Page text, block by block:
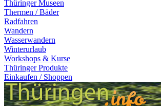
Thüringer Museen
Thermen / Bäder
Radfahren
Wandern
Wasserwandern
Winterurlaub
Workshops & Kurse
Thüringer Produkte
Einkaufen / Shoppen